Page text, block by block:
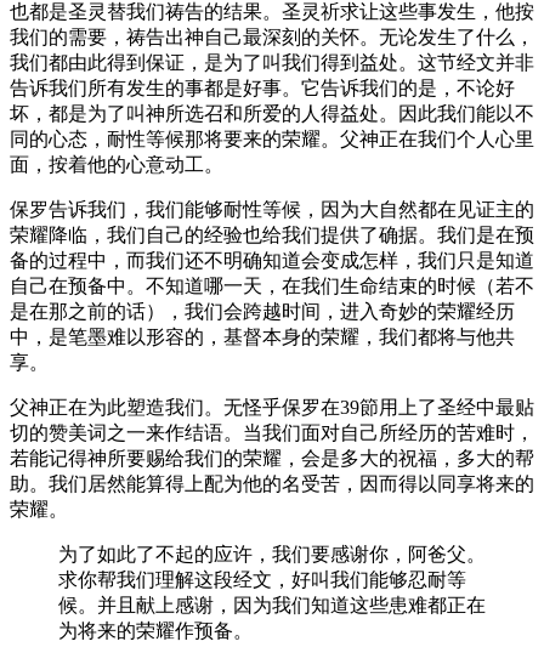
也都是圣灵替我们祷告的结果。圣灵祈求让这些事发生，他按
我们的需要，祷告出神自己最深刻的关怀。无论发生了什么，
我们都由此得到保证，是为了叫我们得到益处。这节经文并非
告诉我们所有发生的事都是好事。它告诉我们的是，不论好
坏，都是为了叫神所选召和所爱的人得益处。因此我们能以不
同的心态，耐性等候那将要来的荣耀。父神正在我们个人心里
面，按着他的心意动工。
保罗告诉我们，我们能够耐性等候，因为大自然都在见证主的
荣耀降临，我们自己的经验也给我们提供了确据。我们是在预
备的过程中，而我们还不明确知道会变成怎样，我们只是知道
自己在预备中。不知道哪一天，在我们生命结束的时候（若不
是在那之前的话），我们会跨越时间，进入奇妙的荣耀经历
中，是笔墨难以形容的，基督本身的荣耀，我们都将与他共
享。
父神正在为此塑造我们。无怪乎保罗在39節用上了圣经中最贴
切的赞美词之一来作结语。当我们面对自己所经历的苦难时，
若能记得神所要赐给我们的荣耀，会是多大的祝福，多大的帮
助。我们居然能算得上配为他的名受苦，因而得以同享将来的
荣耀。
为了如此了不起的应许，我们要感谢你，阿爸父。
求你帮我们理解这段经文，好叫我们能够忍耐等
候。并且献上感谢，因为我们知道这些患难都正在
为将来的荣耀作预备。